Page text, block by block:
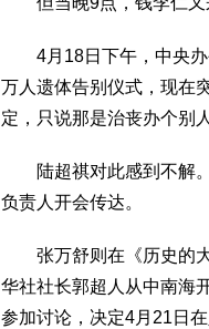
4月18日下午，中央办
万人遗体告别仪式，现在
定，只说那是治丧办个别
陆超祺对此感到不解。
负责人开会传达。
张万舒则在《历史的大
华社社长郭超人从中南海
参加讨论，决定4月21日